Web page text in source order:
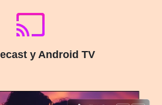
y Android TV